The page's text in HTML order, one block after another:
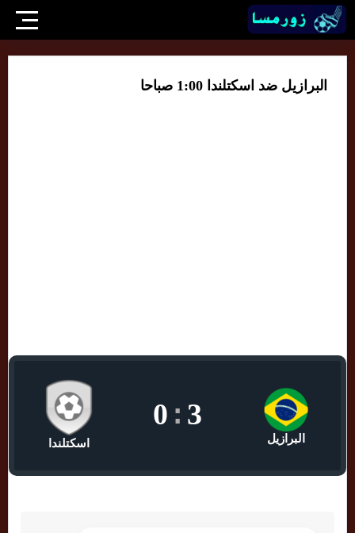
البرازيل ضد اسكتلندا 1:00 صباحا
البرازيل
3
:
0
اسكتلندا